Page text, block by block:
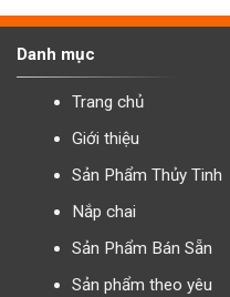
Danh mục
Trang chủ
Giới thiệu
Sản Phẩm Thủy Tinh
Nắp chai
Sản Phẩm Bán Sẵn
Sản phẩm theo yêu